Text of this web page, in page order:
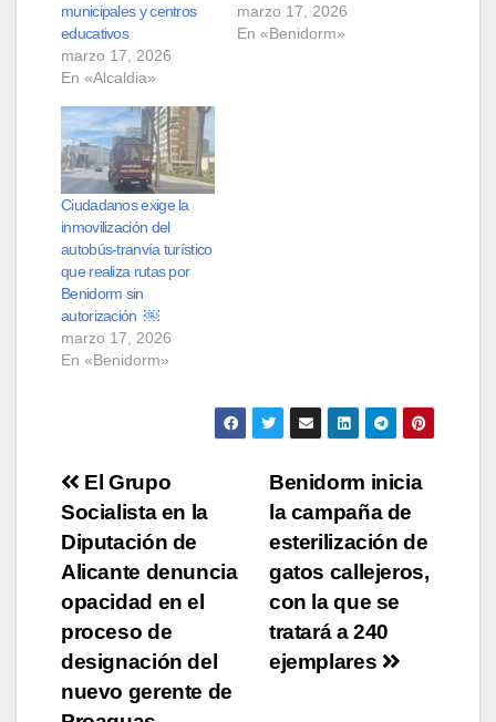
municipales y centros
educativos
marzo 17, 2026
En «Alcaldia»
marzo 17, 2026
En «Benidorm»
Ciudadanos exige la
inmovilización del
autobús-tranvía turístico
que realiza rutas por
Benidorm sin
autorización ￼
marzo 17, 2026
En «Benidorm»
Navegación
de
entradas
Benidorm inicia
la campaña de
esterilización de
gatos callejeros,
con la que se
tratará a 240
ejemplares
El Grupo
Socialista en la
Diputación de
Alicante denuncia
opacidad en el
proceso de
designación del
nuevo gerente de